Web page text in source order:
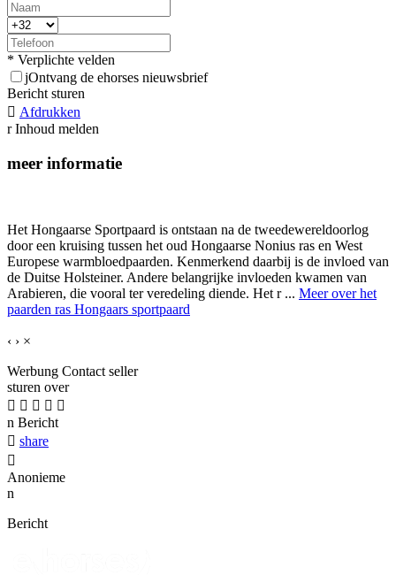
* Verplichte velden
jOntvang de ehorses nieuwsbrief
Bericht sturen
 Afdrukken
r Inhoud melden
meer informatie
Het Hongaarse Sportpaard is ontstaan na de tweedewereldoorlog
door een kruising tussen het oud Hongaarse Nonius ras en West
Europese warmbloedpaarden. Kenmerkend daarbij is de invloed van
de Duitse Holsteiner. Andere belangrijke invloeden kwamen van
Arabieren, die vooral ter veredeling diende. Het r ... Meer over het
paarden ras Hongaars sportpaard
‹ › ×
Werbung Contact seller
sturen over
    
n Bericht
 share

Anonieme
n
Bericht